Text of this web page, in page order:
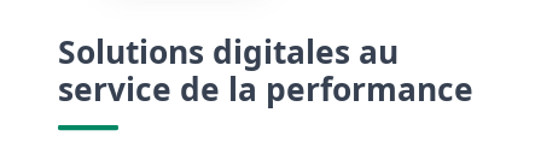
Solutions digitales au
service de la performance